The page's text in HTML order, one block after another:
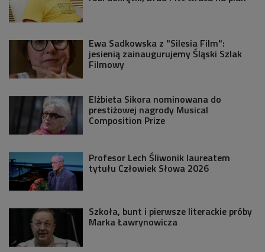
Ewa Sadkowska z "Silesia Film":
jesienią zainaugurujemy Śląski Szlak
Filmowy
Elżbieta Sikora nominowana do
prestiżowej nagrody Musical
Composition Prize
Profesor Lech Śliwonik laureatem
tytułu Człowiek Słowa 2026
Szkoła, bunt i pierwsze literackie próby
Marka Ławrynowicza